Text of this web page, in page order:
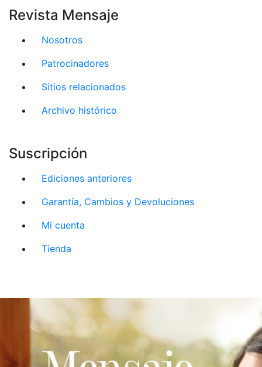
Revista Mensaje
Nosotros
Patrocinadores
Sitios relacionados
Archivo histórico
Suscripción
Ediciones anteriores
Garantía, Cambios y Devoluciones
Mi cuenta
Tienda